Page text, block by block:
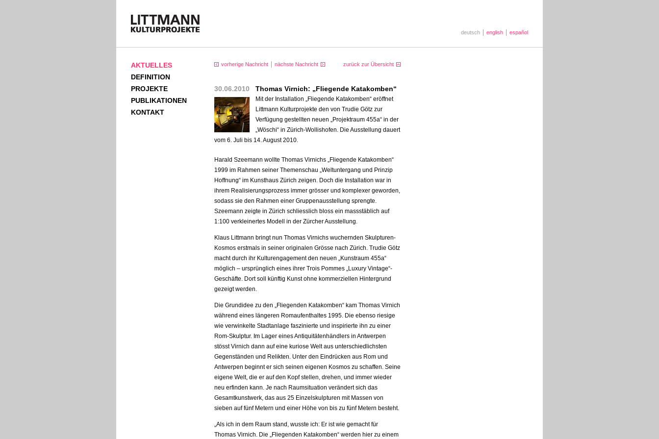
deutsch english español
AKTUELLES
DEFINITION
PROJEKTE
PUBLIKATIONEN
KONTAKT
vorherige Nachricht nächste Nachricht zurück zur Übersicht
30.06.2010 Thomas Virnich: „Fliegende Katakomben“
Mit der Installation „Fliegende Katakomben“ eröffnet
Littmann Kulturprojekte den von Trudie Götz zur
Verfügung gestellten neuen „Projektraum 455a“ in der
„Wöschi“ in Zürich-Wollishofen. Die Ausstellung dauert
vom 6. Juli bis 14. August 2010.
Harald Szeemann wollte Thomas Virnichs „Fliegende Katakomben“
1999 im Rahmen seiner Themenschau „Weltuntergang und Prinzip
Hoffnung“ im Kunsthaus Zürich zeigen. Doch die Installation war in
ihrem Realisierungsprozess immer grösser und komplexer geworden,
sodass sie den Rahmen einer Gruppenausstellung sprengte.
Szeemann zeigte in Zürich schliesslich bloss ein massstäblich auf
1:100 verkleinertes Modell in der Zürcher Ausstellung.
Klaus Littmann bringt nun Thomas Virnichs wuchernden Skulpturen-
Kosmos erstmals in seiner originalen Grösse nach Zürich. Trudie Götz
macht durch ihr Kulturengagement den neuen „Kunstraum 455a“
möglich – ursprünglich eines ihrer Trois Pommes „Luxury Vintage“-
Geschäfte. Dort soll künftig Kunst ohne kommerziellen Hintergrund
gezeigt werden.
Die Grundidee zu den „Fliegenden Katakomben“ kam Thomas Virnich
während eines längeren Romaufenthaltes 1995. Die ebenso riesige
wie verwinkelte Stadtanlage faszinierte und inspirierte ihn zu einer
Rom-Skulptur. Im Lager eines Antiquitätenhändlers in Antwerpen
stösst Virnich dann auf eine kuriose Welt aus unterschiedlichsten
Gegenständen und Relikten. Unter den Eindrücken aus Rom und
Antwerpen beginnt er sich seinen eigenen Kosmos zu schaffen. Seine
eigene Welt, die er auf den Kopf stellen, drehen, und immer wieder
neu erfinden kann. Je nach Raumsituation verändert sich das
Gesamtkunstwerk, das aus 25 Einzelskulpturen mit Massen von
sieben auf fünf Metern und einer Höhe von bis zu fünf Metern besteht.
„Als ich in dem Raum stand, wusste ich: Er ist wie gemacht für
Thomas Virnich. Die „Fliegenden Katakomben“ werden hier zu einem